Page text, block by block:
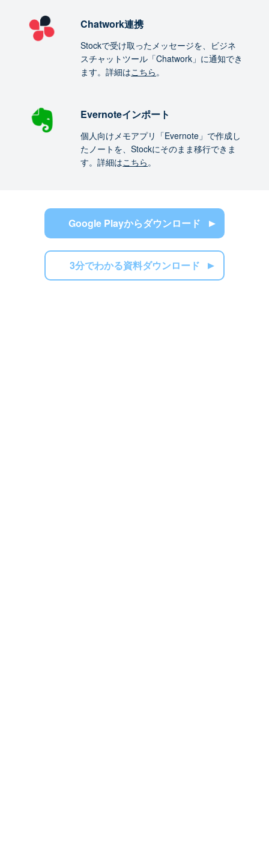
Chatwork連携
Stockで受け取ったメッセージを、ビジネ
スチャットツール「Chatwork」に通知でき
ます。詳細はこちら。
Evernoteインポート
個人向けメモアプリ「Evernote」で作成し
たノートを、Stockにそのまま移行できま
す。詳細はこちら。
Google Playからダウンロード
3分でわかる資料ダウンロード